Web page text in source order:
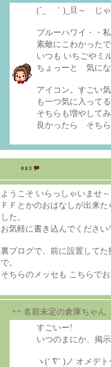
(´_ゝ｀)_旦～ じゃ
ブルーハワイ・・
素敵にこわかった
いつも いちごやミ
ちょっーと 気にな
アイコン。すごい
も一つ気に入って
そちらも増やしてみ
良かったら そちら
ようこそ いらっしゃいませ～
ＦＦとかのおはなしが出来
した。
お気軽に書き込んでください
裏ブログで、前に設置して
で。
そちらのメッセも こちらで
++ 名前未定の倉庫ちゃん
すごいー!
いつのまにか、掲
ヽ(‘ ∇‘ )ノ オメデト